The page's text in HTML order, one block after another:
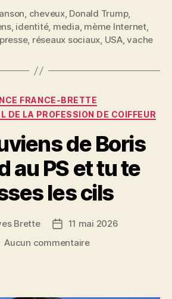
er
es
rt
a
er
, cheveux, Donald Trump,
, identité, media, mème Internet,
presse, réseaux sociaux, USA,vache
Catégories
FRANCE-BRETTE
DE LA PROFESSION DE COIFFEUR
de Boris
au PS et tu te
les cils
Brette
Date11 mai 2026
Aucun commentairesur
Boris